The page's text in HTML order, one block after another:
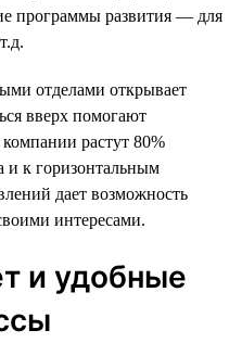
программы развития — для
отделами открывает
вверх помогают
растут 80%
и к горизонтальным
дает возможность
интересами.
и удобные